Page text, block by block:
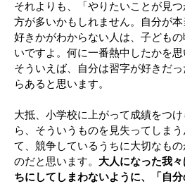
それよりも、「やりたいことが見
方が多いかもしれません。自分が
好きかがわからない人は、子ども
いですよ。何に一番熱中したかを思
そういえば、自分は習字が好きだ
らあると思います。
大抵、小学校に上がって成績をつ
ら、そういうものを見失ってしま
て、競争しているうちに大切なも
のだと思います。 大人になった我
ちにしてしまわないように、「自